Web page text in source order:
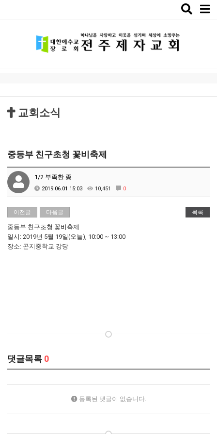
Toggle
교회소식
중등부 친구초청 꽃비축제
1/2 부족한 종
2019.06.01 15:03 10,451 0
이전글 다음글 목록
중등부 친구초청 꽃비축제
일시: 2019년 5월 19일(오늘), 10:00 ~ 13:00
장소: 곤지중학교 강당
댓글목록 0
등록된 댓글이 없습니다.